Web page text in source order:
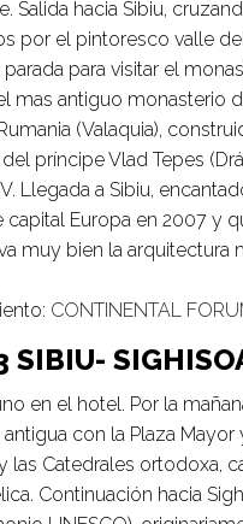
Salida hacia Sibiu,
por el pintoresco valle
parada para visitar el
mas antiguo monasterio
(Valaquia),
príncipe Vlad Tepes
Llegada a Sibiu,
capital Europa en 2007 y
muy bien la arquitectura
CONTINENTAL
SIBIU-
en el hotel. Por la
con la Plaza Mayor
las Catedrales ortodoxa,
Continuación hacia